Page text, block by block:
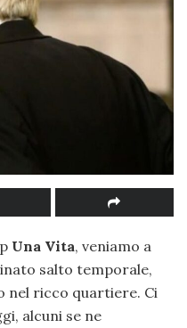
Una Vita, veniamo a
salto temporale,
nel ricco quartiere. Ci
alcuni se ne